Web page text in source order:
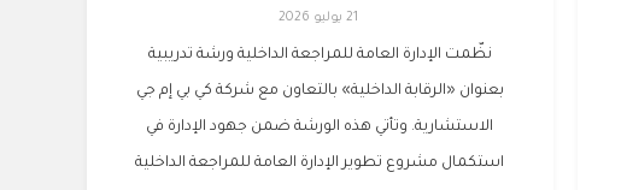
21 يوليو 2026
نظّمت الإدارة العامة للمراجعة الداخلية ورشة تدريبية
بعنوان «الرقابة الداخلية» بالتعاون مع شركة كي بي إم جي
الاستشارية. وتأتي هذه الورشة ضمن جهود الإدارة في
استكمال مشروع تطوير الإدارة العامة للمراجعة الداخلية